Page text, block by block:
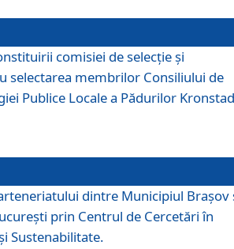
comisiei de selecție și
selectarea membrilor Consiliului de
Publice Locale a Pădurilor
dintre Municipiul Brașov
prin Centrul de Cercetări în
Sustenabilitate.